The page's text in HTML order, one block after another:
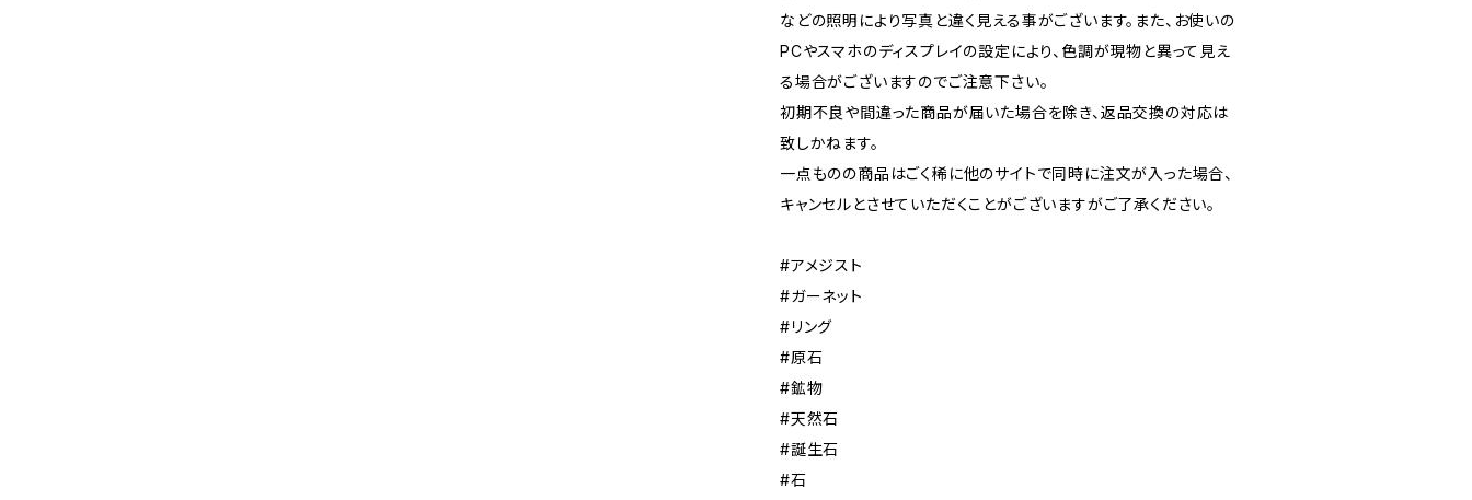
などの照明により写真と違く見える事がございます。また、お使いの
PCやスマホのディスプレイの設定により、色調が現物と異って見え
る場合がございますのでご注意下さい。
初期不良や間違った商品が届いた場合を除き、返品交換の対応は
致しかねます。
一点ものの商品はごく稀に他のサイトで同時に注文が入った場合、
キャンセルとさせていただくことがございますがご了承ください。
#アメジスト
#ガーネット
#リング
#原石
#鉱物
#天然石
#誕生石
#石